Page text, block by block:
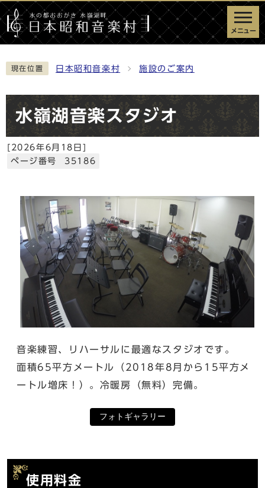
メニュー
現在位置 日本昭和音楽村 施設のご案内
水嶺湖音楽スタジオ
[ 2026年6月18日 ]
ページ番号 35186
音楽練習、リハーサルに最適なスタジオです。
面積65平方メートル（2018年8月から15平方メ
ートル増床！）。冷暖房（無料）完備。
フォトギャラリー
使用料金